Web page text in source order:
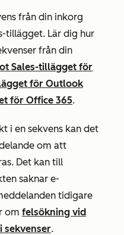
från din inkorg
tillägget. Lär dig hur
från din
Sales-tillägget för
för Outlook
för Office 365.
i en sekvens kan det
om att
Det kan till
saknar e-
tidigare
om felsökning vid
sekvenser.